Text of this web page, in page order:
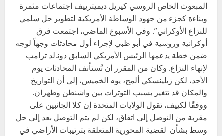
المبعوث الخاص الروسي كيريل ديميترييف اجتماعات مثمرة
وبناءة كجزء من جهود الوساطة الأمريكية لتطوير حل سلمي
للنزاع الأوكراني”. وفي الأسبوع الماضي، اجتمعت فرق
أوكرانية وروسية في أبو ظبي لإجراء أول محادثات وجهاً لوجه
ضمن خطة يدعمها الرئيس الأمريكي السابق دونالد ترامب
لإنهاء النزاع. وكان من المقرر أن تُستأنف المحادثات يوم
الأحد، لكن زيلينسكي ألمح، يوم الخميس، إلى أن التواريخ
والمكان قد تتغير بسبب التوترات بين واشنطن وطهران.
ووفقًا لكييف، تقول الولايات المتحدة إن كلا الجانبين على
مقربة من التوصل إلى اتفاق، لكن لم يتم التوصل بعد إلى حل
وسط بشأن القضية المحورية المتعلقة بترتيبات الأراضي في